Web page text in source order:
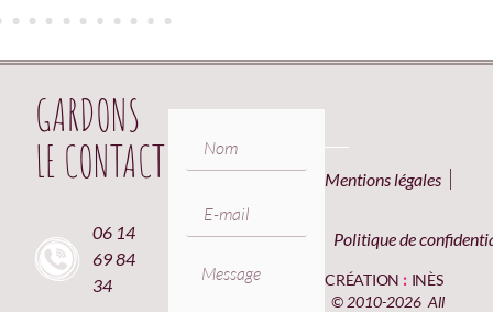
GARDONS
LE CONTACT
06 14
69 84
34
Mentions légales
Politique de
CRÉATION : INÈS
© 2010-2026 All